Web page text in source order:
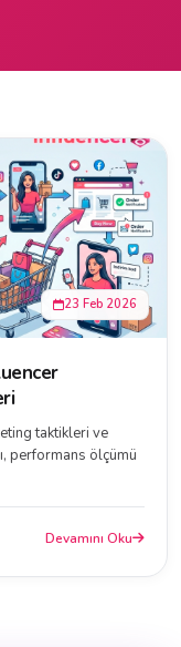
23 Feb 2026
taktikleri ve
performans ölçümü
Devamını Oku